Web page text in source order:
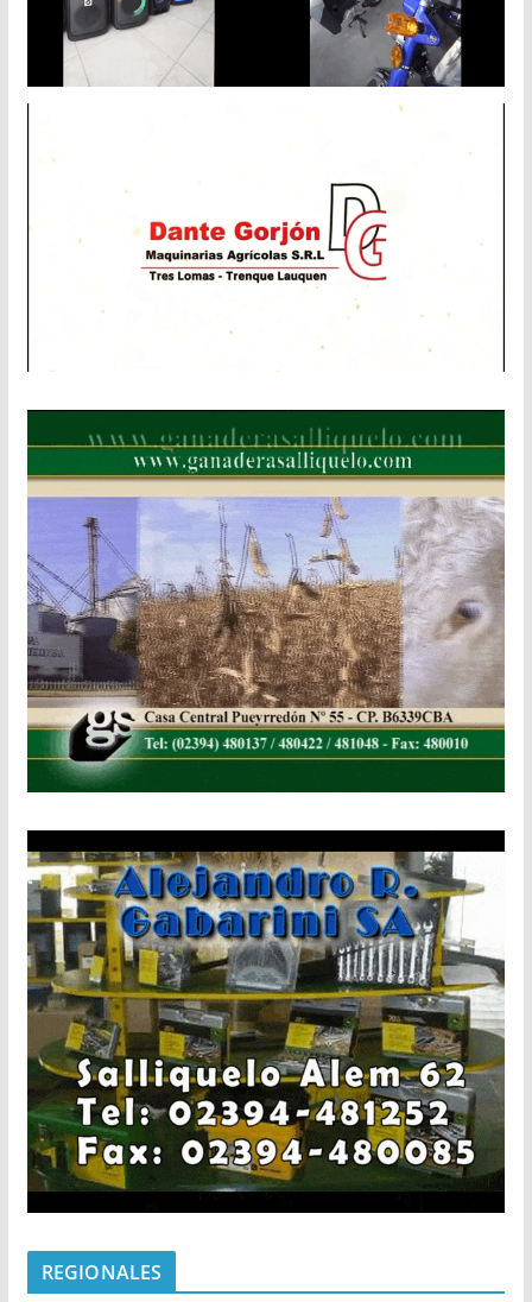
REGIONALES